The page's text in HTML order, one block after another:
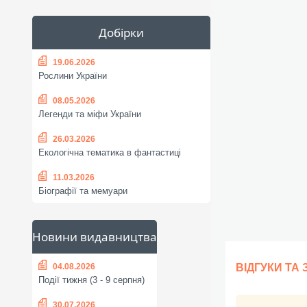
Добірки
19.06.2026
Рослини України
08.05.2026
Легенди та міфи України
26.03.2026
Екологічна тематика в фантастиці
11.03.2026
Біографії та мемуари
Новини видавництва
04.08.2026
Події тижня (3 - 9 серпня)
30.07.2026
ВІДГУКИ